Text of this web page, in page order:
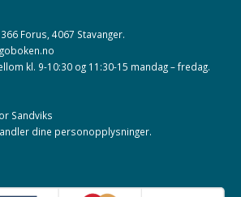
Forus, 4067 Stavanger.
kl. 9-10:30 og 11:30-15 mandag – fredag.
Sandviks
dine personopplysninger.